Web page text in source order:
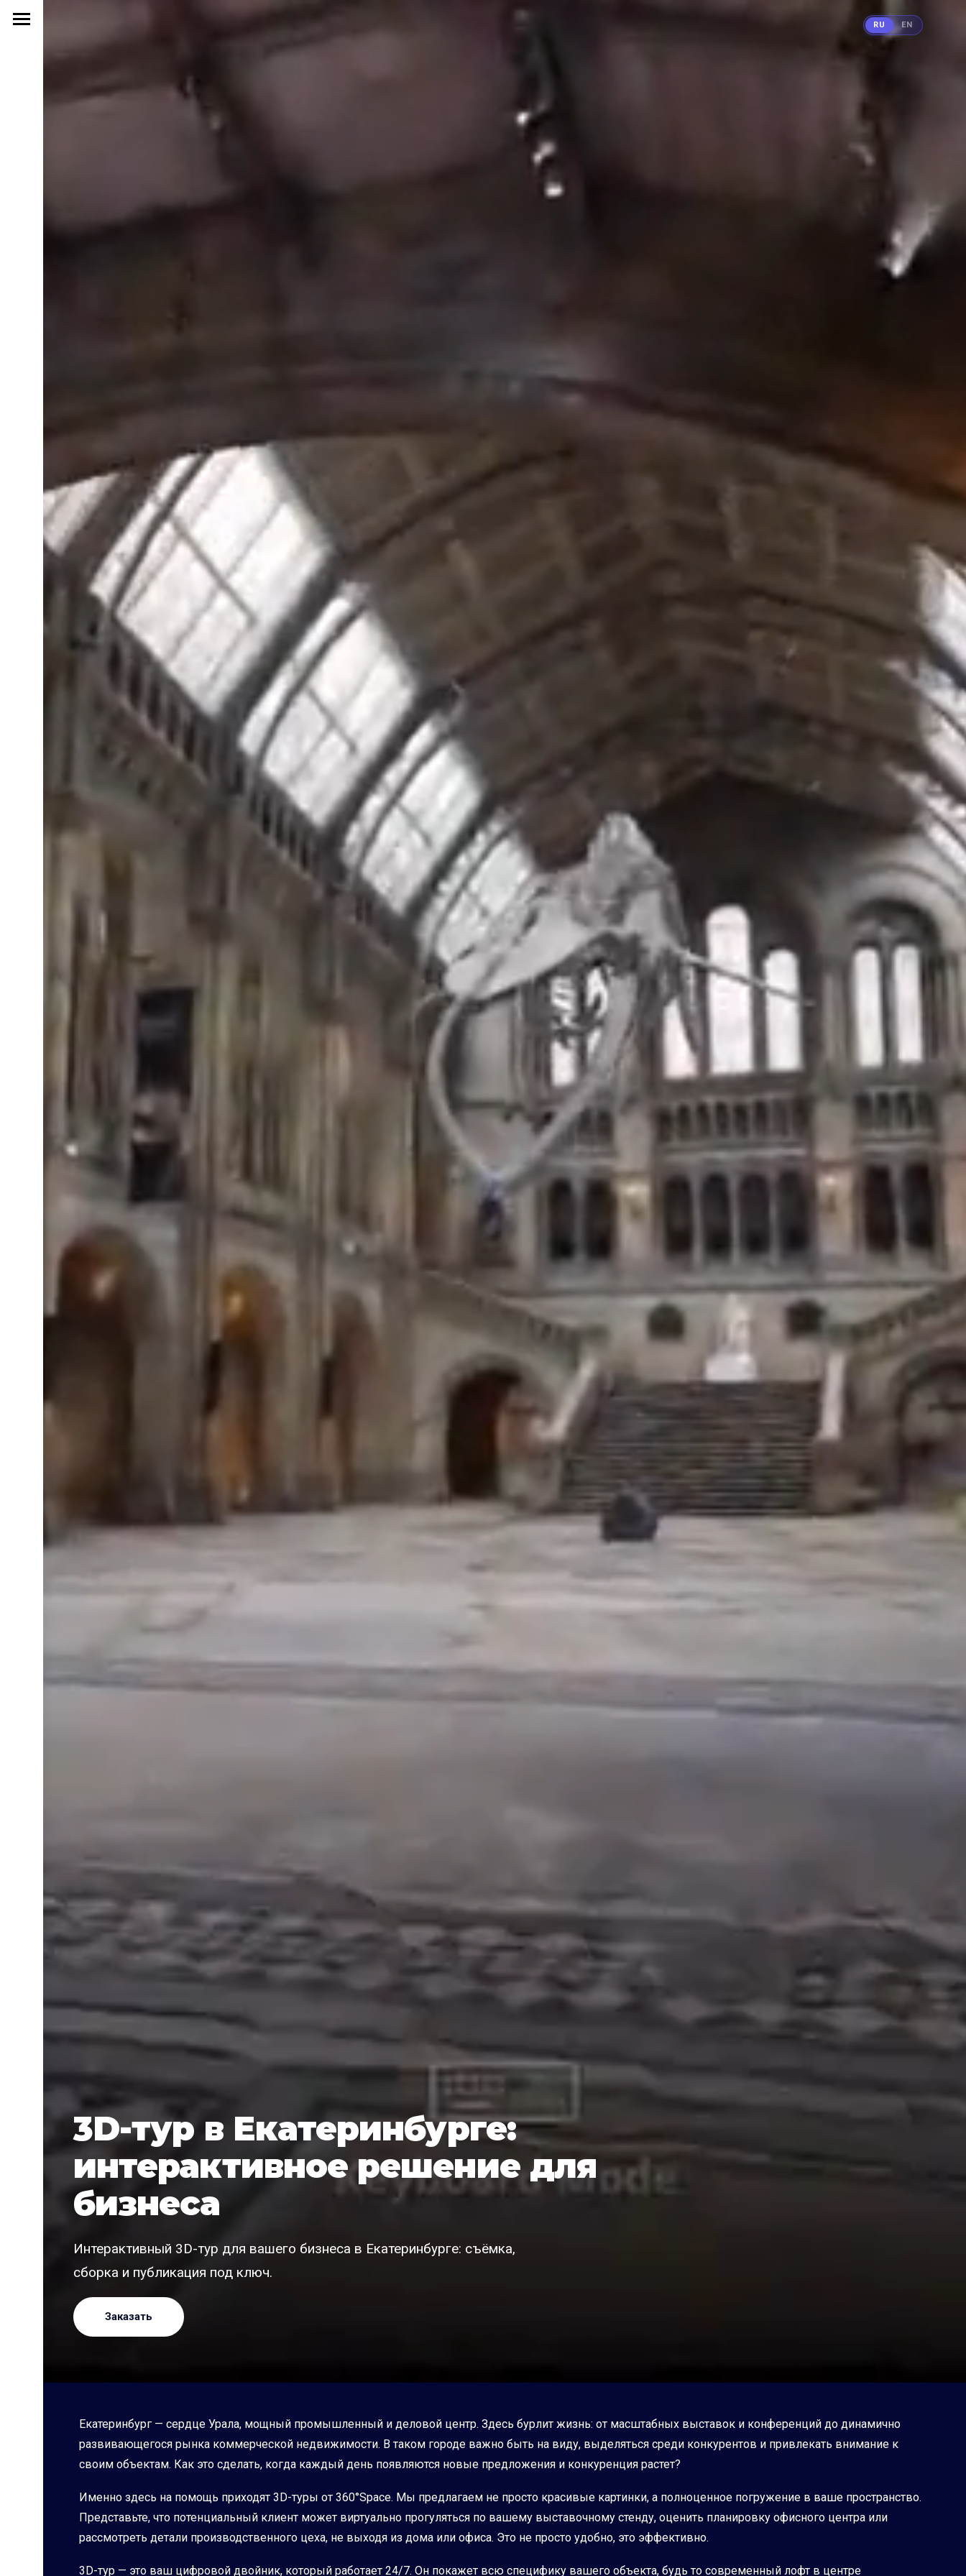
3D-тур в Екатеринбурге:
интерактивное решение для
бизнеса
Интерактивный 3D-тур для вашего бизнеса в Екатеринбурге: съёмка,
сборка и публикация под ключ.
Заказать
Екатеринбург — сердце Урала, мощный промышленный и деловой центр. Здесь бурлит жизнь: от масштабных выставок и конференций до динамично
развивающегося рынка коммерческой недвижимости. В таком городе важно быть на виду, выделяться среди конкурентов и привлекать внимание к
своим объектам. Как это сделать, когда каждый день появляются новые предложения и конкуренция растет?
Именно здесь на помощь приходят 3D-туры от 360°Space. Мы предлагаем не просто красивые картинки, а полноценное погружение в ваше пространство.
Представьте, что потенциальный клиент может виртуально прогуляться по вашему выставочному стенду, оценить планировку офисного центра или
рассмотреть детали производственного цеха, не выходя из дома или офиса. Это не просто удобно, это эффективно.
3D-тур — это ваш цифровой двойник, который работает 24/7. Он покажет всю специфику вашего объекта, будь то современный лофт в центре
RU EN